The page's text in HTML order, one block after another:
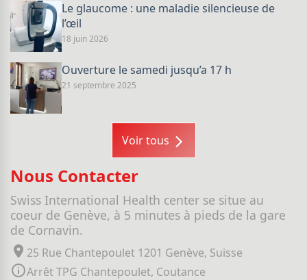
Le glaucome : une maladie silencieuse de
l’œil
18 juin 2026
Ouverture le samedi jusqu’a 17 h
21 septembre 2025
Voir tous
Nous Contacter
Swiss International Health center se situe au
coeur de Genève, à 5 minutes à pieds de la gare
de Cornavin.
25 Rue Chantepoulet 1201 Genève, Suisse
Arrêt TPG Chantepoulet, Coutance